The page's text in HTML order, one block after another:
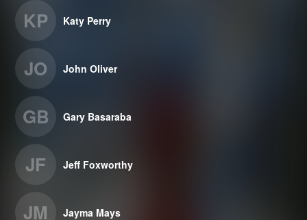
KP Katy Perry
JO John Oliver
GB Gary Basaraba
JF Jeff Foxworthy
JM Jayma Mays